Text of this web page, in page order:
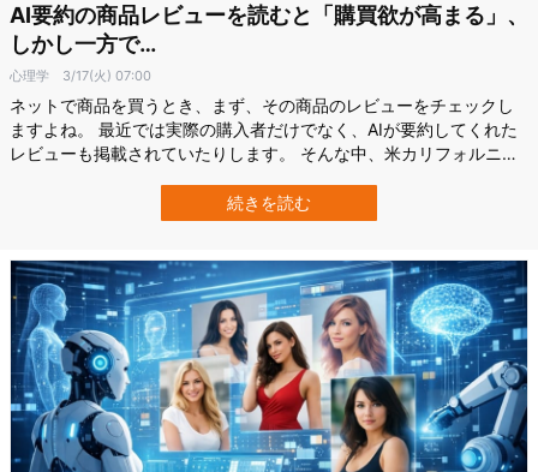
AI要約の商品レビューを読むと「購買欲が高まる」、
しかし一方で…
心理学 3/17(火) 07:00
ネットで商品を買うとき、まず、その商品のレビューをチェックし
ますよね。 最近では実際の購入者だけでなく、AIが要約してくれた
レビューも掲載されていたりします。 そんな中、米カリフォルニア
ー要約が消費者の購買意欲にどのような影響を与えるのかを調査。
その結果、実際の人が書いたレビューよりも、AIの要約したレビュ
続きを読む